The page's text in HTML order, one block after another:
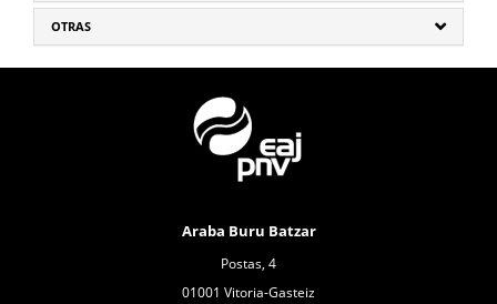
OTRAS
Araba Buru Batzar
Postas, 4
01001 Vitoria-Gasteiz